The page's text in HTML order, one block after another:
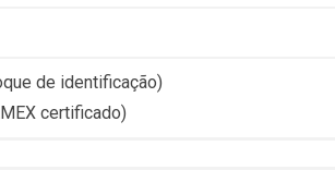
de identificação)
certificado)